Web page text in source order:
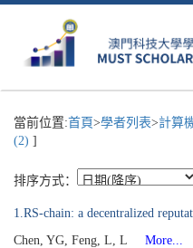
當前位置:首頁>學者列表>計算
(2) ]
排序方式：
1.RS-chain: a decentralized
Chen, YG, Feng, L, L
More...